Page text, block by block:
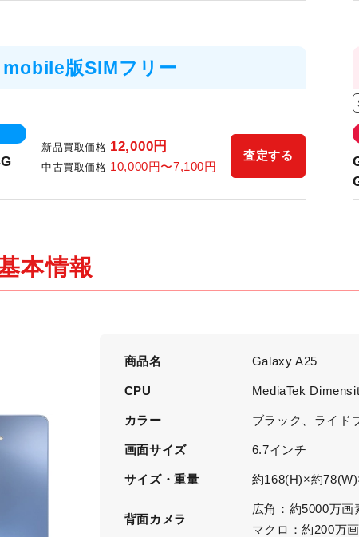
版SIMフリー
新品買取価格 12,000円
中古買取価格 10,000円〜7,100円
査定する
本情報
商品名 Galaxy A25
CPU MediaTek
カラー ブラック、ライド
画面サイズ 6.7インチ
サイズ・重量 約168(H)×約
背面カメラ
広角：約5000万画
マクロ：約200万